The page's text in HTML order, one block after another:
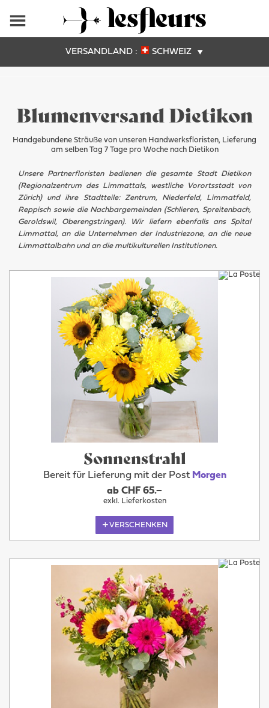
VERSANDLAND : SCHWEIZ
Blumenversand Dietikon
Handgebundene Sträuße von unseren Handwerksfloristen, Lieferung
am selben Tag 7 Tage pro Woche nach Dietikon
Unsere Partnerfloristen bedienen die gesamte Stadt Dietikon
(Regionalzentrum des Limmattals, westliche Vorortsstadt von
Zürich) und ihre Stadtteile: Zentrum, Niederfeld, Limmatfeld,
Reppisch sowie die Nachbargemeinden (Schlieren, Spreitenbach,
Geroldswil, Oberengstringen). Wir liefern ebenfalls ans Spital
Limmattal, an die Unternehmen der Industriezone, an die neue
Limmattalbahn und an die multikulturellen Institutionen.
Sonnenstrahl
Bereit für Lieferung mit der Post Morgen
ab CHF 65.–
exkl. Lieferkosten
VERSCHENKEN